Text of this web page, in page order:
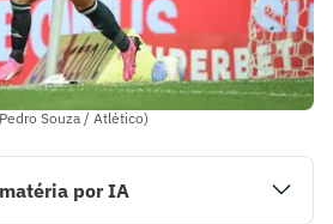
Souza / Atlético)
por IA